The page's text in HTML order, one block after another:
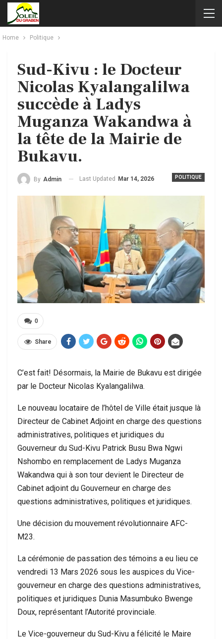
Home Politique
Sud-Kivu : le Docteur
Nicolas Kyalangalilwa
succède à Ladys
Muganza Wakandwa à
la tête de la Mairie de
Bukavu.
POLITIQUE
By Admin Last Updated Mar 14, 2026
0
Share
C’est fait! Désormais, la Mairie de Bukavu est dirigée
par le Docteur Nicolas Kyalangalilwa.
Le nouveau locataire de l’hôtel de Ville était jusque là
Directeur de Cabinet Adjoint en charge des questions
administratives, politiques et juridiques du
Gouverneur du Sud-Kivu Patrick Busu Bwa Ngwi
Nshombo en remplacement de Ladys Muganza
Wakandwa qui à son tour devient le Directeur de
Cabinet adjoint du Gouverneur en charge des
questions administratives, politiques et juridiques.
Une décision du mouvement révolutionnaire AFC-
M23.
La cérémonie de passation des témoins a eu lieu ce
vendredi 13 Mars 2026 sous les auspices du Vice-
gouverneur en charge des questions administratives,
politiques et juridiques Dunia Masumbuko Bwenge
Doux, représentant l’Autorité provinciale.
Le Vice-gouverneur du Sud-Kivu a félicité le Maire